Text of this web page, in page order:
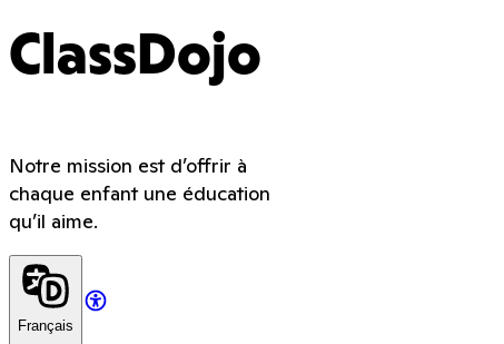
ClassDojo
Notre mission est d’offrir à
chaque enfant une éducation
qu’il aime.
Français